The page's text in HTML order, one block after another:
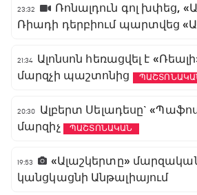
23:32
Ռոնալդուն գոլ խփեց,
Ռիադի դերբիում պարտվեց «Ալ
21:34 Ալոնսոն հեռացվել է
մարզչի պաշտոնից
20:30
Ալբերտ Սելադեսը`
մարզիչ
ՊԱՇՏՈՆԱԿԱՆ
19:53
«Ալաշկերտը»
կանցկացնի Անթալիայում